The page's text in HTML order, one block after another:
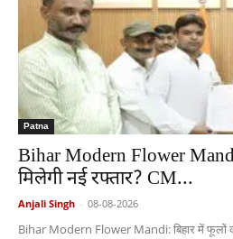
Patna
Bihar Modern Flower
मिलेगी नई रफ्तार? CM...
Anjali Singh - 08-08-2026
Bihar Modern Flower Mandi: बिहार में फूलों